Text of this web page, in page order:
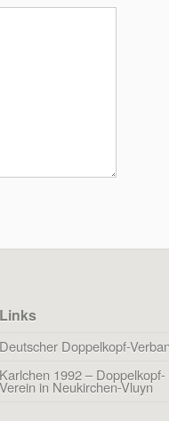
Links
Deutscher Doppelkopf-
Karlchen 1992 – Doppelkopf-
Verein in Neukirchen-Vluyn